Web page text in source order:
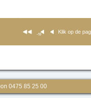
Klik op de
0475 85 25 00